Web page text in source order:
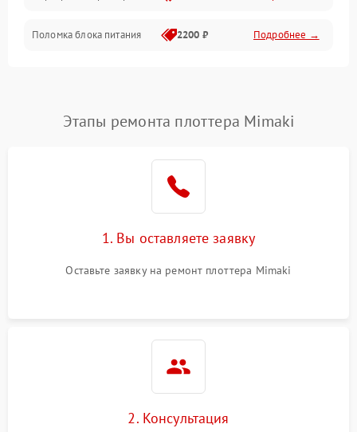
Интерфейсы
Поломка блока питания 2200 ₽ Подробнее →
Этапы ремонта плоттера Mimaki
1. Вы оставляете заявку
Оставьте заявку на ремонт плоттера Mimaki
2. Консультация